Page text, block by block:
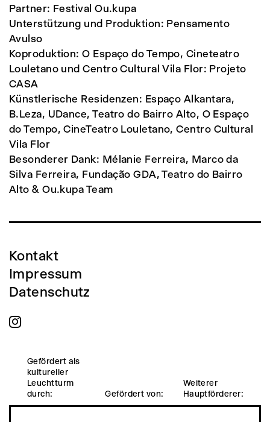
Partner: Festival Ou.kupa
Unterstützung und Produktion: Pensamento
Avulso
Koproduktion: O Espaço do Tempo, Cineteatro
Louletano und Centro Cultural Vila Flor: Projeto
CASA
Künstlerische Residenzen: Espaço Alkantara,
B.Leza, UDance, Teatro do Bairro Alto, O Espaço
do Tempo, CineTeatro Louletano, Centro Cultural
Vila Flor
Besonderer Dank: Mélanie Ferreira, Marco da
Silva Ferreira, Fundação GDA, Teatro do Bairro
Alto & Ou.kupa Team
Kontakt
Impressum
Datenschutz
Gefördert als
kultureller
Leuchtturm
durch:
Gefördert von:
Weiterer
Hauptförderer: